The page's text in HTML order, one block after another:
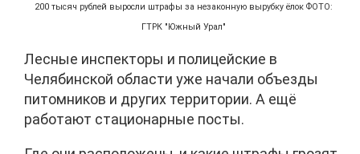
200 тысяч рублей выросли штрафы за незаконную вырубку ёлок ФОТО:
ГТРК "Южный Урал"
Лесные инспекторы и полицейские в
Челябинской области уже начали объезды
питомников и других территории. А ещё
работают стационарные посты.